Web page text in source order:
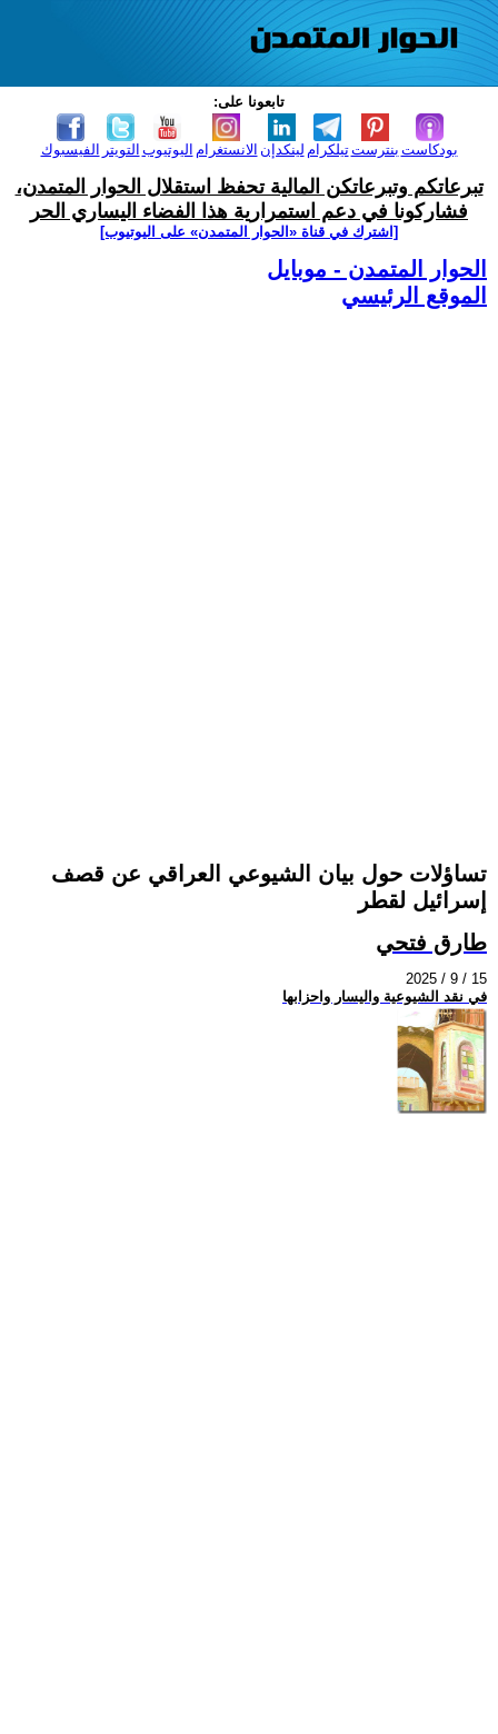
تابعونا على:
الفيسبوك التويتر اليوتيوب الانستغرام لينكدإن تيلكرامبنترست بودكاست
تبرعاتكم وتبرعاتكن المالية تحفظ استقلال الحوار المتمدن،
فشاركونا في دعم استمرارية هذا الفضاء اليساري الحر
[اشترك في قناة ‫«الحوار المتمدن» على اليوتيوب]
الحوار المتمدن - موبايل
الموقع الرئيسي
تساؤلات حول بيان الشيوعي العراقي عن قصف
إسرائيل لقطر
طارق فتحي
2025 / 9 / 15
في نقد الشيوعية واليسار واحزابها